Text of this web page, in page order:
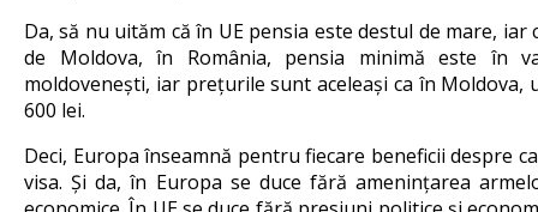
Da, să nu uităm că în UE pensia este destul de mare,
de Moldova, în România, pensia minimă este în
moldovenești, iar prețurile sunt aceleași ca în Moldova,
600 lei.
Deci, Europa înseamnă pentru fiecare beneficii despre
visa. Și da, în Europa se duce fără amenințarea